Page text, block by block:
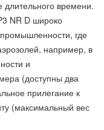
времени.
NR D широко
где
например, в
и
(доступны два
прилегание к
(максимальный вес